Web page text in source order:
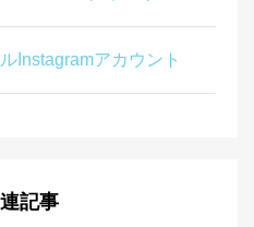
Instagramアカウント
記事